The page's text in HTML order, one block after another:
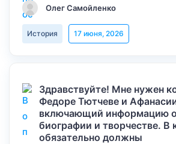
Олег Самойленко
История 17 июня, 2026
Здравствуйте! Мне нужен
Федоре Тютчеве и
включающий информацию о
биографии и творчестве. В
обязательно должны